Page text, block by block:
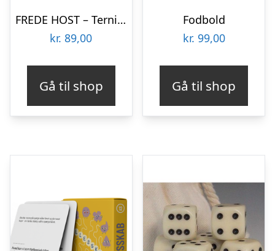
FREDE HOST – Terninger – Gold Plated
kr. 89,00
Gå til shop
Fodbold
kr. 99,00
Gå til shop